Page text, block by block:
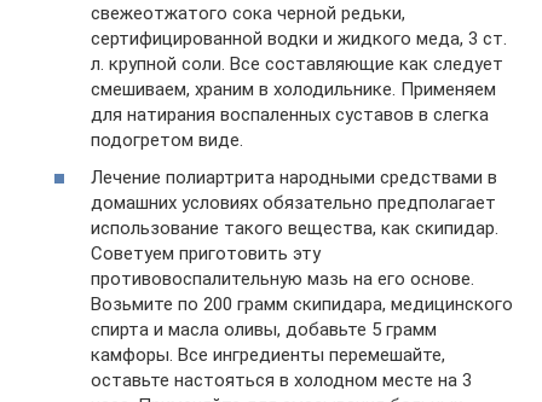
свежеотжатого сока черной редьки,
сертифицированной водки и жидкого меда, 3 ст.
л. крупной соли. Все составляющие как следует
смешиваем, храним в холодильнике. Применяем
для натирания воспаленных суставов в слегка
подогретом виде.
Лечение полиартрита народными средствами в
домашних условиях обязательно предполагает
использование такого вещества, как скипидар.
Советуем приготовить эту
противовоспалительную мазь на его основе.
Возьмите по 200 грамм скипидара, медицинского
спирта и масла оливы, добавьте 5 грамм
камфоры. Все ингредиенты перемешайте,
оставьте настояться в холодном месте на 3